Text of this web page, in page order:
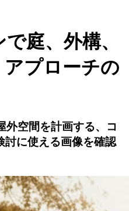
庭、外構、
プローチの
外空間を計画する、コ
討に使える画像を確認